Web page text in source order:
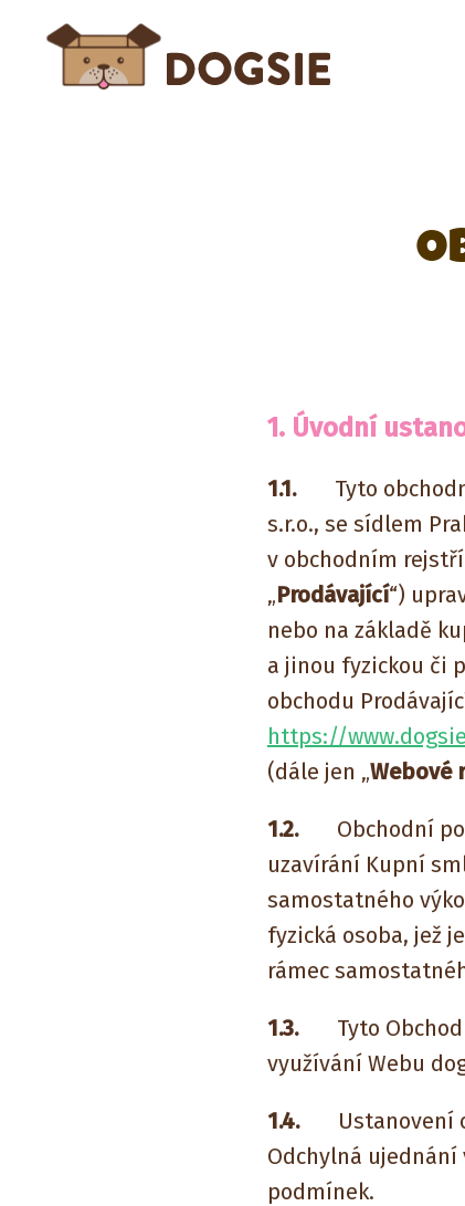
1. Úvodní
1.1. Tyto
s.r.o., se sídlem
v obchodním
„Prodávající“)
nebo na základě
a jinou fyzickou či
obchodu
https://
(dále jen „Webové
1.2. Obchodní
uzavírání Kupní
samostatného
fyzická osoba, jež
rámec
1.3. Tyto
využívání Webu
1.4.Ustanovení
Odchylná
podmínek.